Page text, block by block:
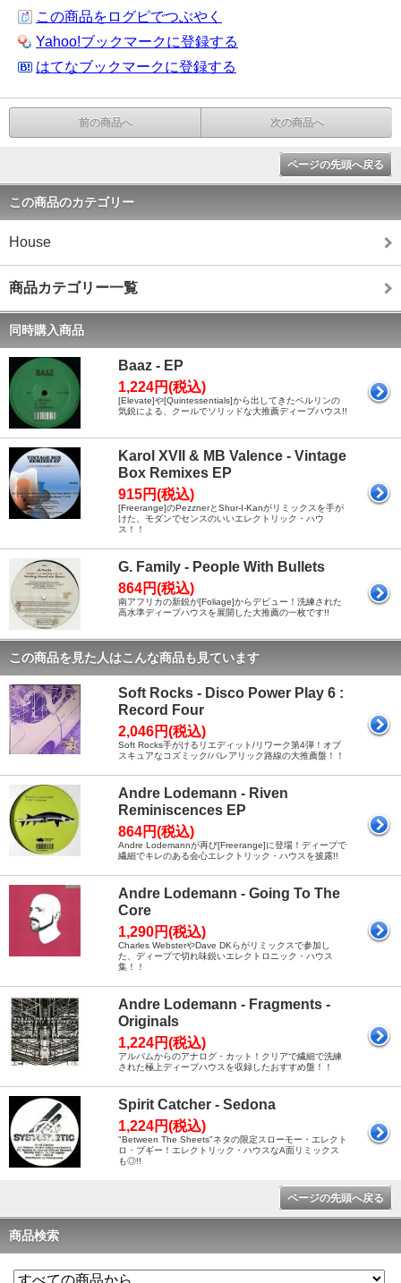
この商品をログピでつぶやく
Yahoo!ブックマークに登録する
はてなブックマークに登録する
前の商品へ 次の商品へ
ページの先頭へ戻る
この商品のカテゴリー
House
商品カテゴリー一覧
同時購入商品
Baaz - EP
1,224円(税込)
[Elevate]や[Quintessentials]から出してきたベルリンの
気鋭による、クールでソリッドな大推薦ディープハウス!!
Karol XVII & MB Valence - Vintage
Box Remixes EP
915円(税込)
[Freerange]のPezznerとShur-I-Kanがリミックスを手が
けた、モダンでセンスのいいエレクトリック・ハウ
ス！！
G. Family - People With Bullets
864円(税込)
南アフリカの新鋭が[Foliage]からデビュー！洗練された
高水準ディープハウスを展開した大推薦の一枚です!!
この商品を見た人はこんな商品も見ています
Soft Rocks - Disco Power Play 6 :
Record Four
2,046円(税込)
Soft Rocks手がけるリエディット/リワーク第4弾！オブ
スキュアなコズミック/バレアリック路線の大推薦盤！！
Andre Lodemann - Riven
Reminiscences EP
864円(税込)
Andre Lodemannが再び[Freerange]に登場！ディープで
繊細でキレのある会心エレクトリック・ハウスを披露!!
Andre Lodemann - Going To The
Core
1,290円(税込)
Charles WebsterやDave DKらがリミックスで参加し
た、ディープで切れ味鋭いエレクトロニック・ハウス
集！！
Andre Lodemann - Fragments -
Originals
1,224円(税込)
アルバムからのアナログ・カット！クリアで繊細で洗練
された極上ディープハウスを収録したおすすめ盤！！
Spirit Catcher - Sedona
1,224円(税込)
"Between The Sheets"ネタの限定スローモー・エレクト
ロ・ブギー！エレクトリック・ハウスなA面リミックス
も◎!!
ページの先頭へ戻る
商品検索